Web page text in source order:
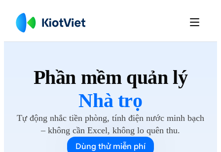

Phần mềm quản lý
Nhà trọ
Tự động nhắc tiền phòng, tính điện nước minh bạch
– không cần Excel, không lo quên thu.
Dùng thử miễn phí